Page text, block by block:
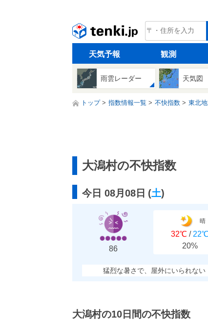
tenki.jp
天気予報 観測
雨雲レーダー 天気図
トップ 指数情報一覧 不快指数 東北
大潟村の不快指数
今日 08月08日 (土)
86
晴
32℃ / 22℃
20%
猛烈な暑さで、屋外にいられない
大潟村の10日間の不快指数